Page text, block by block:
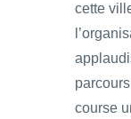
cette
course